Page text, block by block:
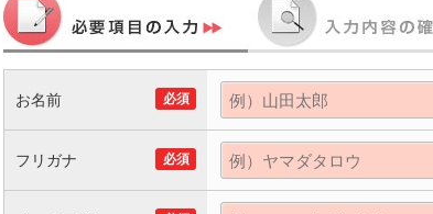
必須
お名前
必須
フリガナ